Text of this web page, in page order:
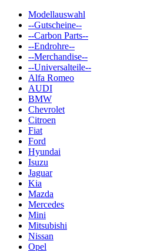
Modellauswahl
--Gutscheine--
--Carbon Parts--
--Endrohre--
--Merchandise--
--Universalteile--
Alfa Romeo
AUDI
BMW
Chevrolet
Citroen
Fiat
Ford
Hyundai
Isuzu
Jaguar
Kia
Mazda
Mercedes
Mini
Mitsubishi
Nissan
Opel